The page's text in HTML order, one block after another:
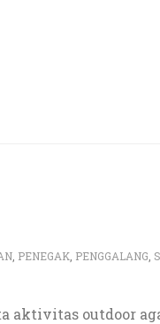
, PENEGAK, PENGGALANG
aktivitas outdoor